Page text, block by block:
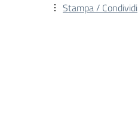
Stampa / Condividi